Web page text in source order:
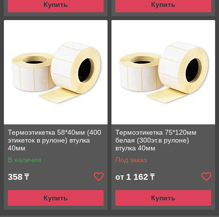
Купить Купить
Термоэтикетка 58*40мм (400
этикеток в рулоне) втулка
40мм
В наличии
358 ₸
Купить
Термоэтикетка 75*120мм
белая (300эт.в рулоне)
втулка 40мм
Под заказ
от 1 162 ₸
Купить